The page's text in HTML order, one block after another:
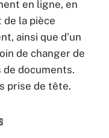
en ligne, en
la pièce
ainsi que d’un
de changer de
de documents.
prise de tête.